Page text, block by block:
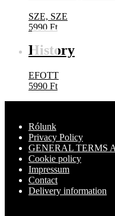
SZE, SZE
5990 Ft
History
EFOTT
5990 Ft
Rólunk
Privacy Policy
GENERAL TERMS
Cookie policy
Impressum
Contact
Delivery information